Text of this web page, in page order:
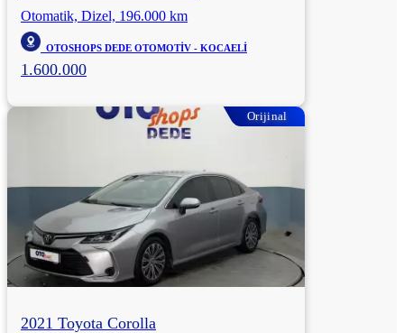
Otomatik, Dizel, 196.000 km
OTOSHOPS DEDE OTOMOTİV - KOCAELİ
1.600.000
Orijinal
2021 Toyota Corolla